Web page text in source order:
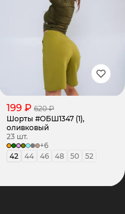
199 ₽ 620 ₽
Шорты #ОБШ1347 (1),
оливковый
23 шт.
+6
42
44 46 48 50 52